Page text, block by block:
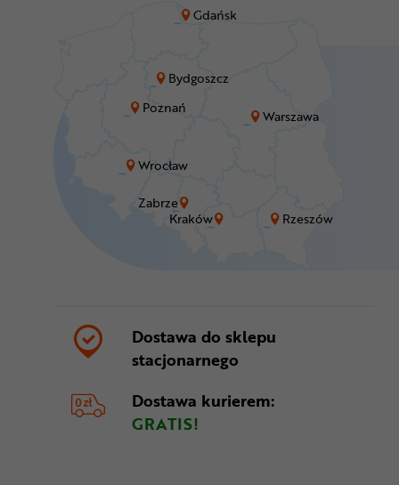
Bydgoszcz
Gdańsk
Kraków
Poznań
Rzeszów
Warszawa
Wrocław
Zabrze
Dostawa do sklepu
stacjonarnego
Dostawa kurierem:
GRATIS!